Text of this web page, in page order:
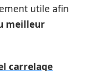
utile afin
meilleur
carrelage